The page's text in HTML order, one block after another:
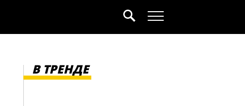
В ТРЕНДЕ